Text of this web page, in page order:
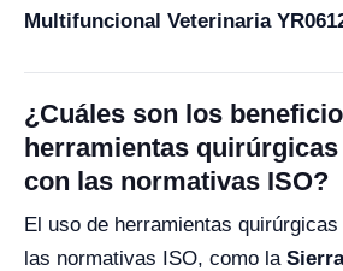
Multifuncional Veterinaria
¿Cuáles son los
herramientas
con las normativas ISO?
El uso de herramientas
las normativas ISO, como la